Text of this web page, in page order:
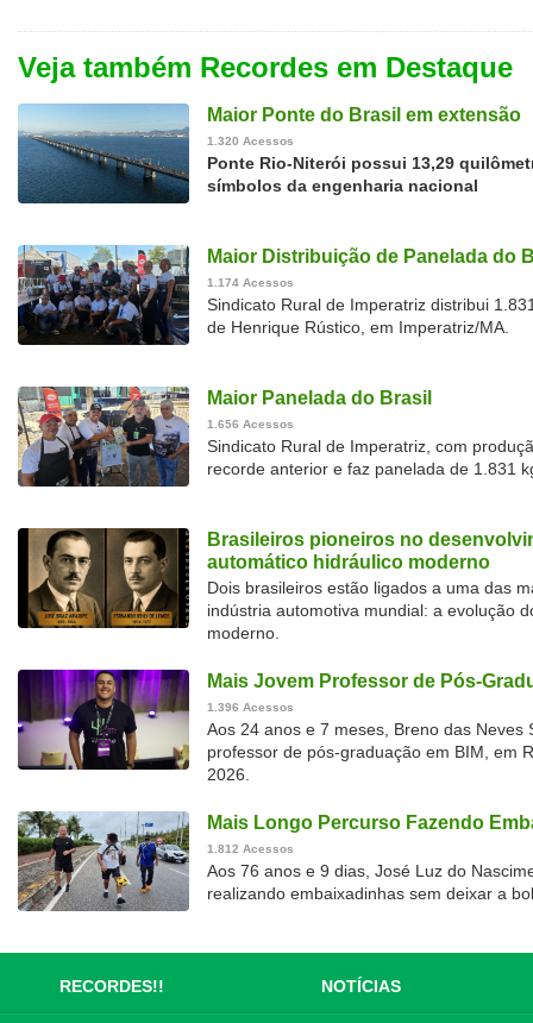
Veja também Recordes em Destaque
Maior Ponte do Brasil em extensão
1.320 Acessos
Ponte Rio-Niterói possui 13,29
símbolos da engenharia nacional
Maior Distribuição de Panelada do
1.174 Acessos
Sindicato Rural de Imperatriz distribui
de Henrique Rústico, em Imperatriz/MA.
Maior Panelada do Brasil
1.656 Acessos
Sindicato Rural de Imperatriz, com
recorde anterior e faz panelada de 1.831
Brasileiros pioneiros no
automático hidráulico moderno
Dois brasileiros estão ligados a uma das
indústria automotiva mundial: a evolução
moderno.
Mais Jovem Professor de Pós-
1.396 Acessos
Aos 24 anos e 7 meses, Breno das Neves
professor de pós-graduação em BIM, em
2026.
Mais Longo Percurso Fazendo
1.812 Acessos
Aos 76 anos e 9 dias, José Luz do
realizando embaixadinhas sem deixar a
RECORDES!! NOTÍCIAS